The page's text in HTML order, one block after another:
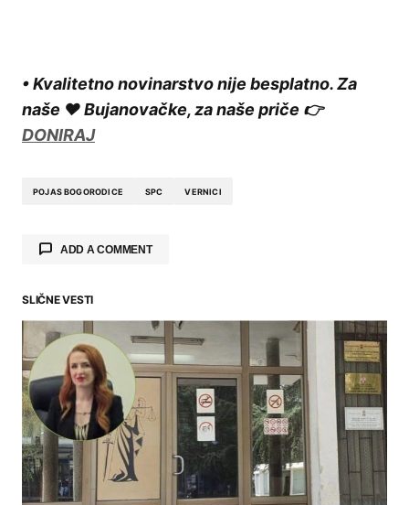
• Kvalitetno novinarstvo nije besplatno. Za
naše ❤️ Bujanovačke, za naše priče 👉
DONIRAJ
POJAS BOGORODICE SPC VERNICI
ADD A COMMENT
Your email address will not be published.
Required fields are marked
Comment*
SLIČNE VESTI